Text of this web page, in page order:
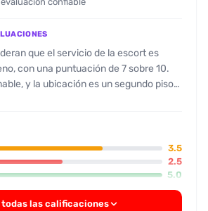
que el servicio de la escort es
con una puntuación de 7 sobre 10.
y la ubicación es un segundo piso
aunque el ambiente se siente algo
al cuerpo real: la escort
1.50 m) y con sobrepeso, lo que
esperaban. Se menciona que su
maquillaje, dándole un aire gótico y
las diferencias entre la foto y la
es descrita como “muy comprometida”
3.5
2.5
5.0
todas las calificaciones